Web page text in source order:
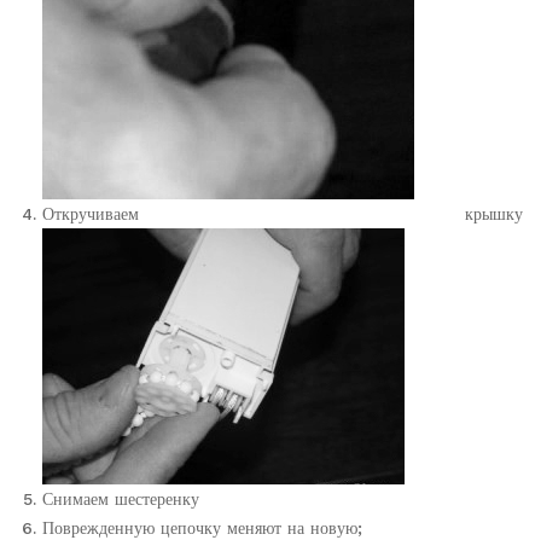
Откручиваем крышку
Снимаем шестеренку
Поврежденную цепочку меняют на новую;